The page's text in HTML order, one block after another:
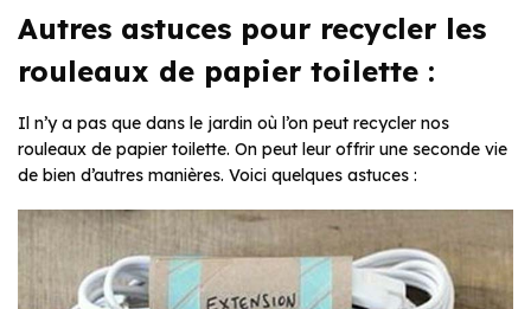
Autres astuces pour recycler les
rouleaux de papier toilette :
Il n’y a pas que dans le jardin où l’on peut recycler nos
rouleaux de papier toilette. On peut leur offrir une seconde vie
de bien d’autres manières. Voici quelques astuces :